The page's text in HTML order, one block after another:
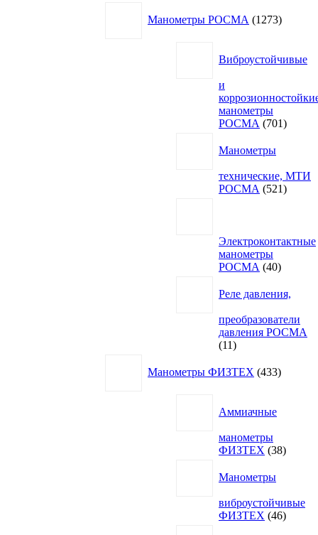
Манометры РОСМА
1273товара
Виброустойчивые
и
манометры
РОСМА
701701
Манометры
технические, МТИ
РОСМА
521521
Электроконтактные
манометры
РОСМА
4040
Реле давления,
преобразователи
давления РОСМА
1111
Манометры ФИЗТЕХ 433товара
Аммиачные
манометры
ФИЗТЕХ 3838
Манометры
виброустойчивые
ФИЗТЕХ 4646